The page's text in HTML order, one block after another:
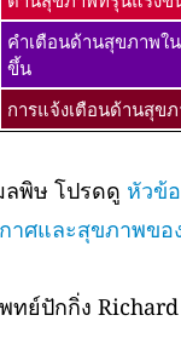
คำเตือนด้านสุขภาพใ
ขึ้น
การแจ้งเตือนด้านสุข
ลพิษ โปรดดู หัวข้
าศและสุขภาพข
ย์ปักกิ่ง